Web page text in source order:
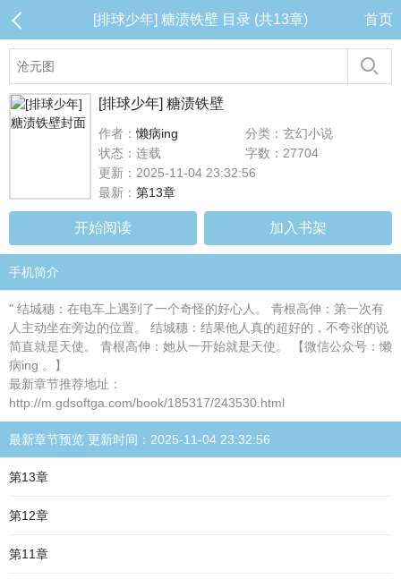
[排球少年] 糖渍铁壁 目录 (共13章) 首页
[排球少年] 糖渍铁壁
作者：懒病ing
分类：玄幻小说
状态：连载
字数：27704
更新：2025-11-04 23:32:56
最新： 第13章
开始阅读 加入书架
手机简介
" 结城穗：在电车上遇到了一个奇怪的好心人。 青根高伸：第一次有
人主动坐在旁边的位置。 结城穗：结果他人真的超好的，不夸张的说
简直就是天使。 青根高伸：她从一开始就是天使。 【微信公众号：懒
病ing 。】
最新章节推荐地址：
http://m.gdsoftga.com/book/185317/243530.html
最新章节预览 更新时间：2025-11-04 23:32:56
第13章
第12章
第11章